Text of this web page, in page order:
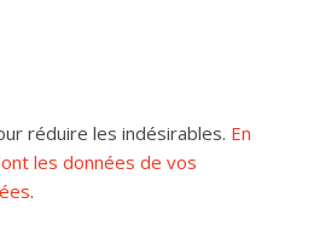
réduire les indésirables. En
les données de vos
.